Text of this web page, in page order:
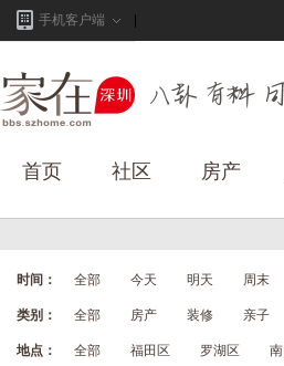
手机客户端
首页 社区 房产
时间： 全部 今天 明天 周末
类别： 全部 房产 装修 亲子
地点： 全部 福田区 罗湖区